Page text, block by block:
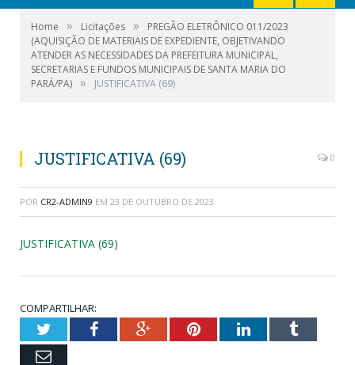
Home » Licitações »
PREGÃO ELETRÔNICO 011/2023
(AQUISIÇÃO DE MATERIAIS DE EXPEDIENTE, OBJETIVANDO
ATENDER AS NECESSIDADES DA PREFEITURA MUNICIPAL,
SECRETARIAS E FUNDOS MUNICIPAIS DE SANTA MARIA DO
PARÁ/PA) » JUSTIFICATIVA (69)
JUSTIFICATIVA (69) 0
POR CR2-ADMIN9 EM 23 DE OUTUBRO DE 2023
JUSTIFICATIVA (69)
COMPARTILHAR:
TwitterFacebookGoogle+PinterestLinkedInTumblr
Email